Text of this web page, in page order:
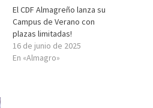
El CDF Almagreño lanza su
Campus de Verano con
plazas limitadas!
16 de junio de 2025
En «Almagro»